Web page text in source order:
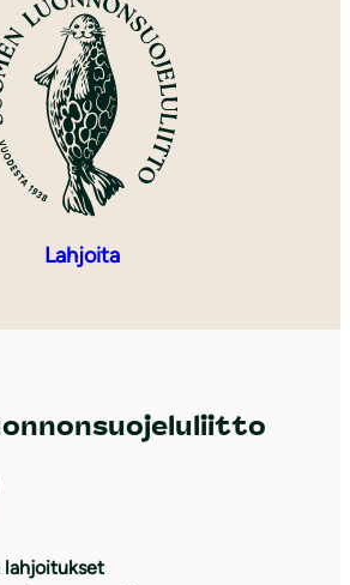
Lahjoita
lahjoitukset